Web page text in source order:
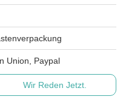
Union, Paypal
Wir Reden Jetzt.